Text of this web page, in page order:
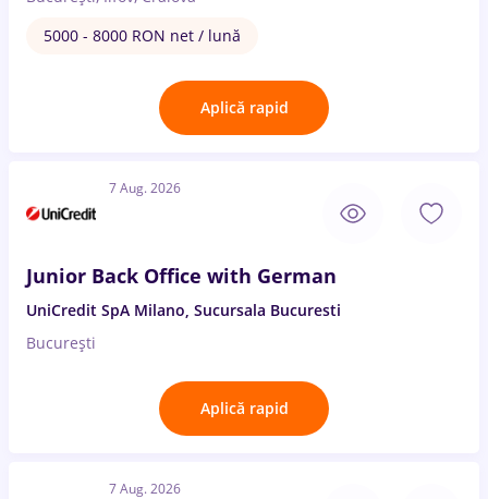
5000 - 8000 RON net / lună
Aplică rapid
7 Aug. 2026
Junior Back Office with German
UniCredit SpA Milano, Sucursala Bucuresti
București
Aplică rapid
7 Aug. 2026